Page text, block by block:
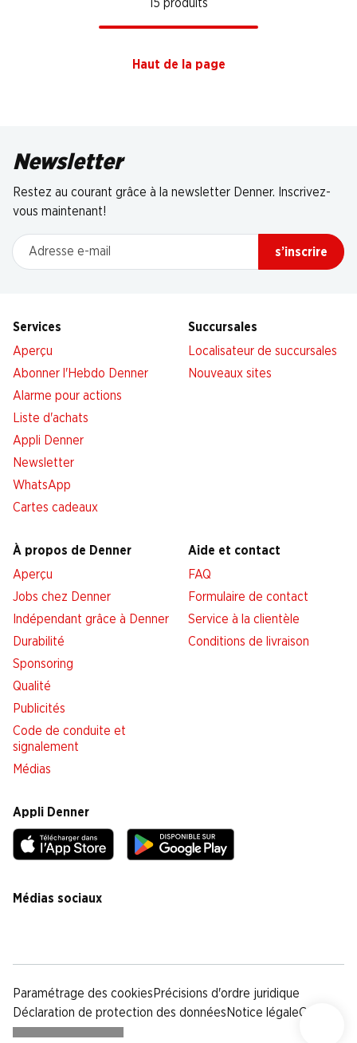
15 produits
Haut de la page
Newsletter
Restez au courant grâce à la newsletter Denner. Inscrivez-
vous maintenant!
Adresse e-mail
s’inscrire
Services
Aperçu
Abonner l'Hebdo Denner
Alarme pour actions
Liste d'achats
Appli Denner
Newsletter
WhatsApp
Cartes cadeaux
Succursales
Localisateur de succursales
Nouveaux sites
À propos de Denner
Aperçu
Jobs chez Denner
Indépendant grâce à Denner
Durabilité
Sponsoring
Qualité
Publicités
Code de conduite et
signalement
Médias
Aide et contact
FAQ
Formulaire de contact
Service à la clientèle
Conditions de livraison
Appli Denner
Médias sociaux
Paramétrage des cookies Précisions d'ordre juridique
Déclaration de protection des données Notice légaleCG